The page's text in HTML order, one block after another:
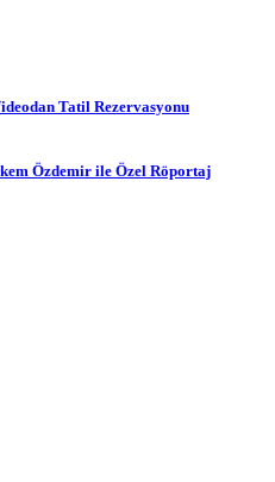
Tatil Rezervasyonu
Özdemir ile Özel Röportaj